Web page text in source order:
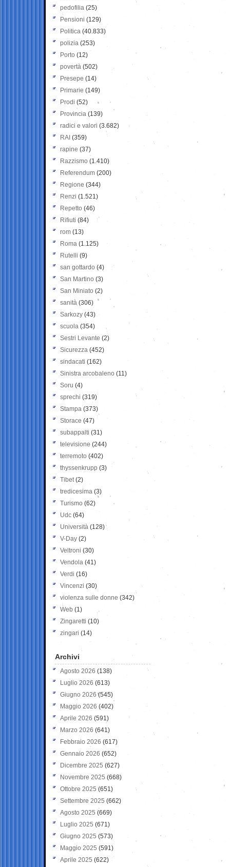
pedofilia (25)
Pensioni (129)
Politica (40.833)
polizia (253)
Porto (12)
povertà (502)
Presepe (14)
Primarie (149)
Prodi (52)
Provincia (139)
radici e valori (3.682)
RAI (359)
rapine (37)
Razzismo (1.410)
Referendum (200)
Regione (344)
Renzi (1.521)
Repetto (46)
Rifiuti (84)
rom (13)
Roma (1.125)
Rutelli (9)
san gottardo (4)
San Martino (3)
San Miniato (2)
sanità (306)
Sarkozy (43)
scuola (354)
Sestri Levante (2)
Sicurezza (452)
sindacati (162)
Sinistra arcobaleno (11)
Soru (4)
sprechi (319)
Stampa (373)
Storace (47)
subappalti (31)
televisione(244)
terremoto (402)
thyssenkrupp (3)
Tibet(2)
tredicesima (3)
Turismo (62)
Udc (64)
Università (128)
V-Day (2)
Veltroni (30)
Vendola (41)
Verdi (16)
Vincenzi (30)
violenza sulle donne (342)
Web (1)
Zingaretti (10)
zingari (14)
Archivi
Agosto 2026 (138)
Luglio 2026 (613)
Giugno 2026 (545)
Maggio 2026 (402)
Aprile 2026 (591)
Marzo 2026 (641)
Febbraio 2026 (617)
Gennaio 2026 (652)
Dicembre 2025 (627)
Novembre 2025 (668)
Ottobre 2025 (651)
Settembre 2025 (662)
Agosto 2025 (669)
Luglio 2025 (671)
Giugno 2025 (573)
Maggio 2025 (591)
Aprile 2025 (622)